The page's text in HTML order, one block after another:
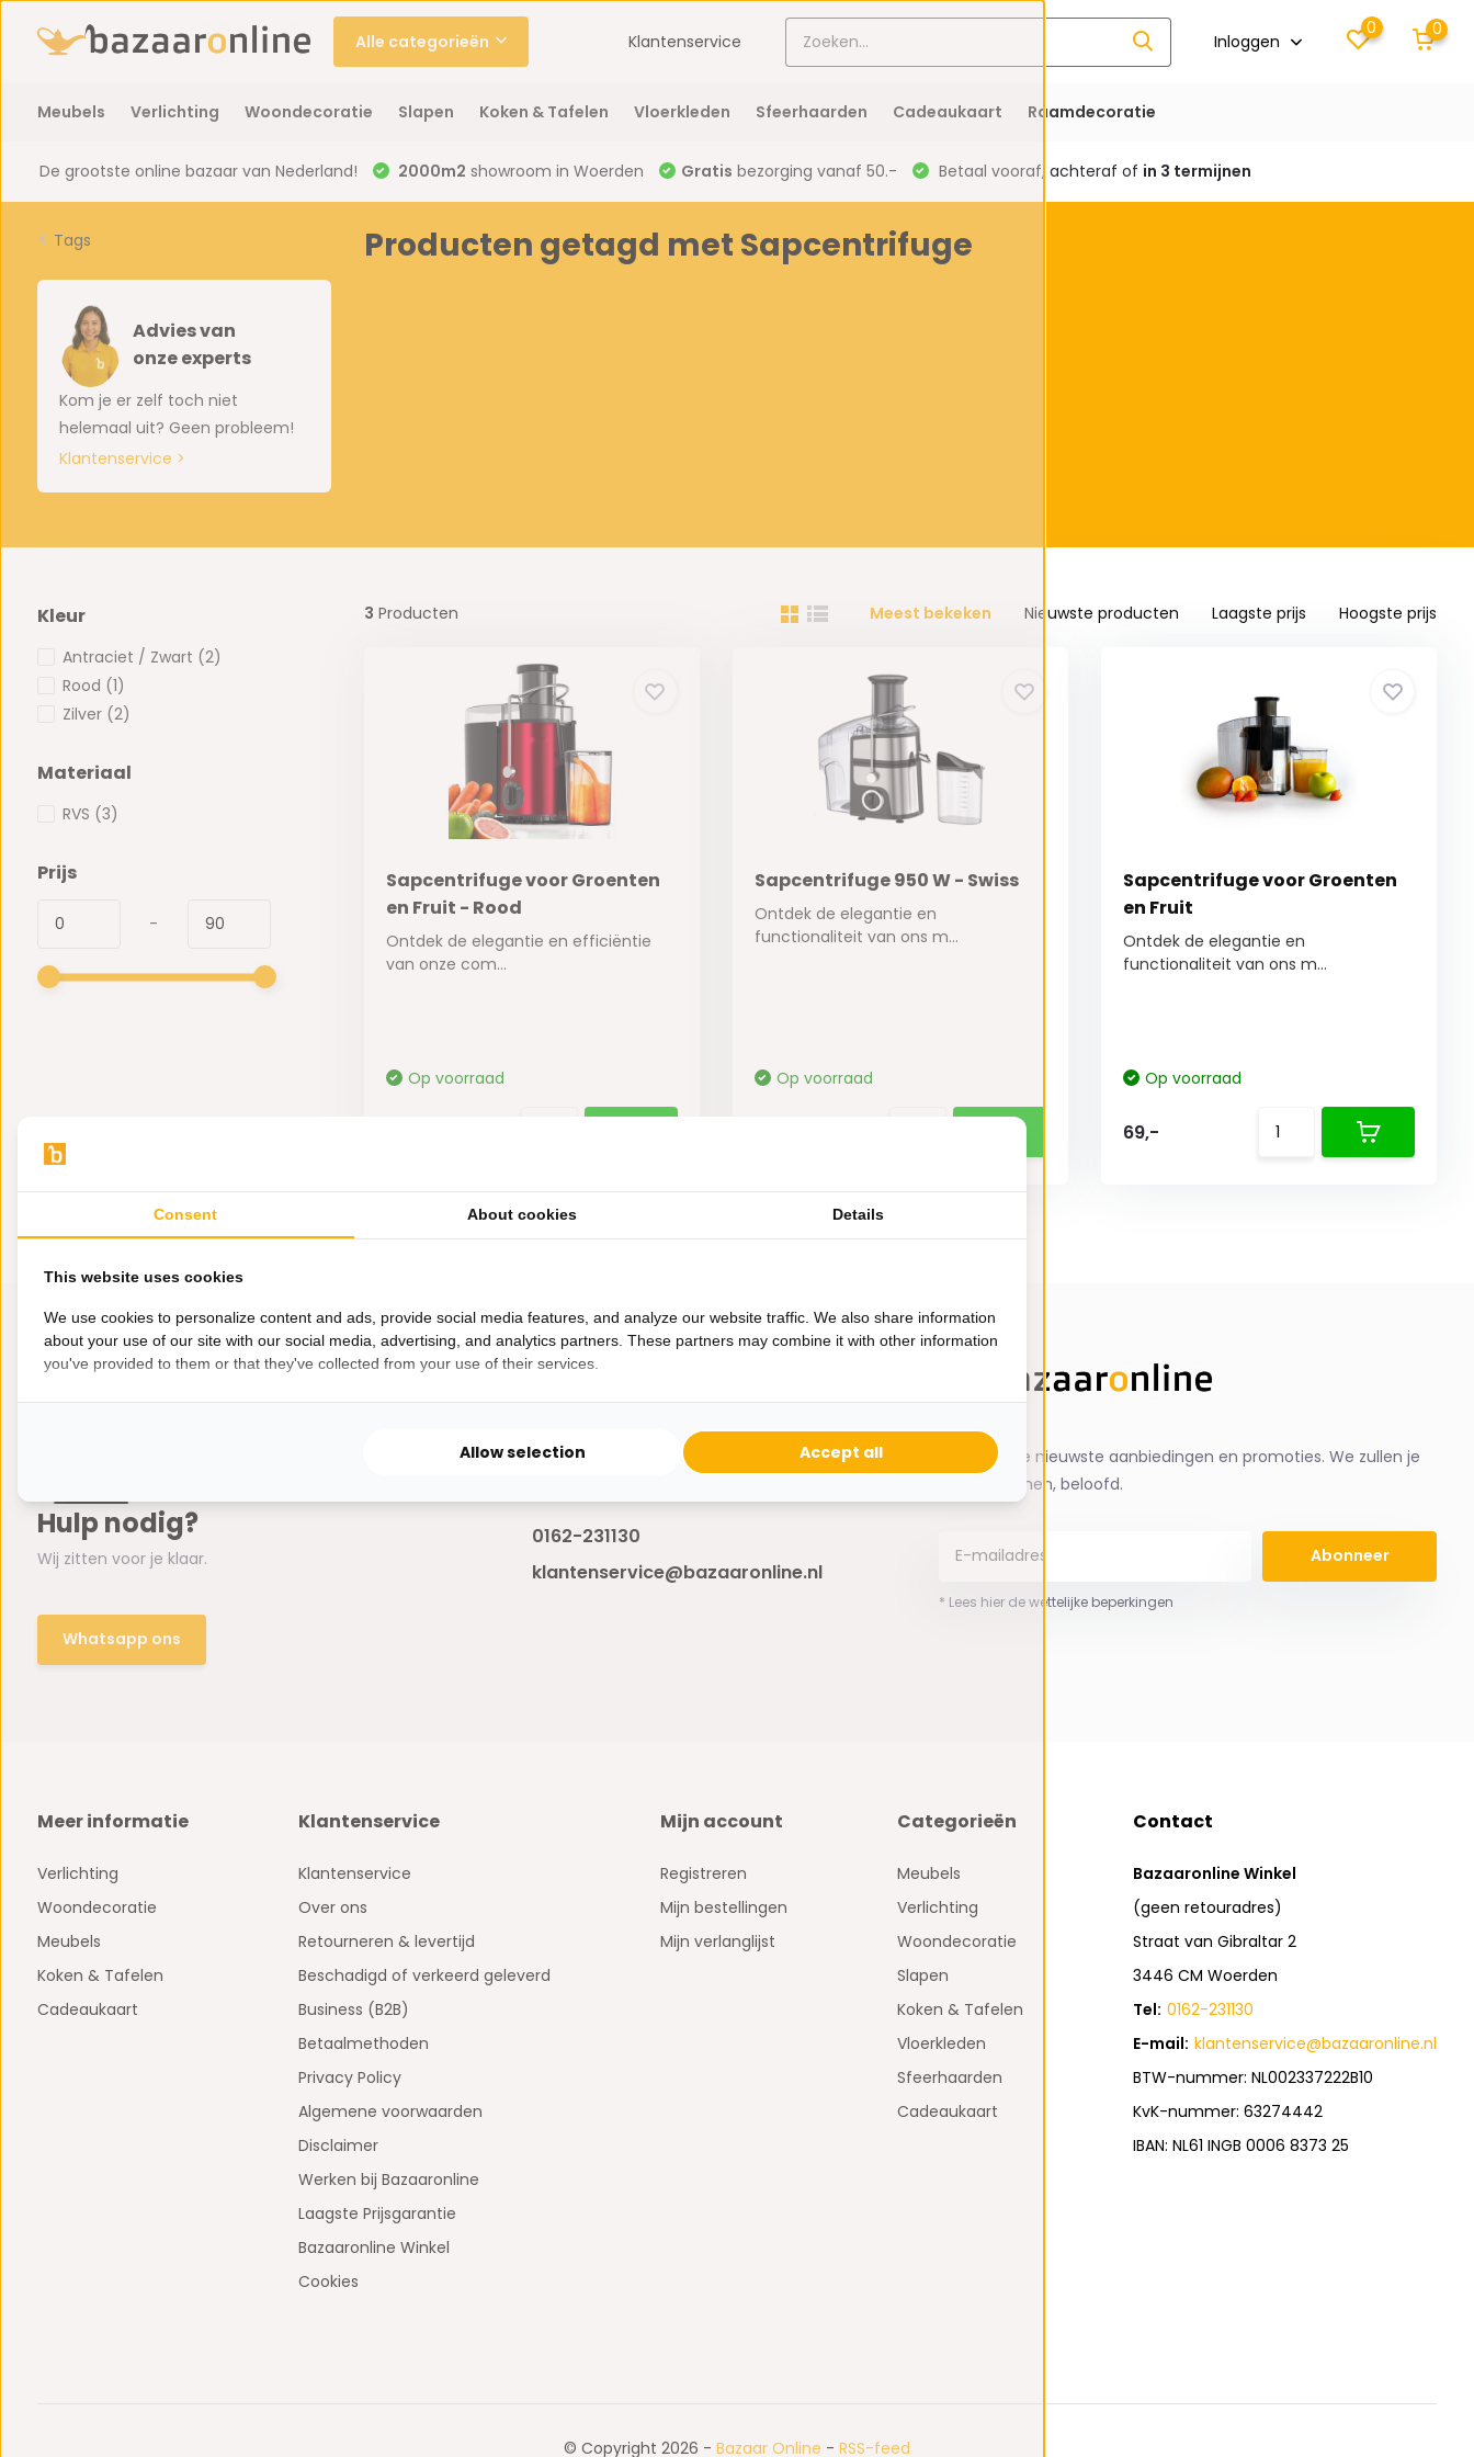
Alle categorieën Klantenservice Inloggen
0 0
Meubels Verlichting Woondecoratie Slapen Koken & Tafelen Vloerkleden Sfeerhaarden Cadeaukaart Raamdecoratie
De grootste online bazaar van Nederland! 2000m2 showroom in Woerden Gratis bezorging vanaf 50.- Betaal vooraf, achteraf of in 3 termijnen
Tags
Advies van
onze experts
Kom je er zelf toch niet
helemaal uit? Geen probleem!
Klantenservice >
Producten getagd met Sapcentrifuge
Kleur
Antraciet / Zwart (2)
Rood (1)
Zilver (2)
Materiaal
RVS (3)
Prijs
-
3 Producten Meest bekeken Nieuwste producten Laagste prijs Hoogste prijs
Sapcentrifuge voor Groenten
en Fruit - Rood
Ontdek de elegantie en efficiëntie
van onze com...
Op voorraad
Sapcentrifuge 950 W - Swiss
Ontdek de elegantie en
functionaliteit van ons m...
Op voorraad
Sapcentrifuge voor Groenten
en Fruit
Ontdek de elegantie en
functionaliteit van ons m...
Op voorraad
69,-
Hulp nodig?
Wij zitten voor je klaar.
Whatsapp ons
Heb je een vraag?
Bereikbaar van ma - vr 10:00 tot 17:00
0162-231130
klantenservice@bazaaronline.nl
Ontvang de nieuwste aanbiedingen en promoties. We zullen je
niet spammen, beloofd.
Abonneer
* Lees hier de wettelijke beperkingen
Meer informatie
Verlichting
Woondecoratie
Meubels
Koken & Tafelen
Cadeaukaart
Klantenservice
Klantenservice
Over ons
Retourneren & levertijd
Beschadigd of verkeerd geleverd
Business (B2B)
Betaalmethoden
Privacy Policy
Algemene voorwaarden
Disclaimer
Werken bij Bazaaronline
Laagste Prijsgarantie
Bazaaronline Winkel
Cookies
Mijn account
Registreren
Mijn bestellingen
Mijn verlanglijst
Categorieën
Meubels
Verlichting
Woondecoratie
Slapen
Koken & Tafelen
Vloerkleden
Sfeerhaarden
Cadeaukaart
Contact
Bazaaronline Winkel
(geen retouradres)
Straat van Gibraltar 2
3446 CM Woerden
Tel: 0162-231130
E-mail: klantenservice@bazaaronline.nl
BTW-nummer: NL002337222B10
KvK-nummer: 63274442
IBAN: NL61 INGB 0006 8373 25
© Copyright 2026 - Bazaar Online - RSS-feed
Consent About cookies Details
This website uses cookies
We use cookies to personalize content and ads, provide social media features, and analyze our website traffic. We also share information
about your use of our site with our social media, advertising, and analytics partners. These partners may combine it with other information
you've provided to them or that they've collected from your use of their services.
Allow selection Accept all